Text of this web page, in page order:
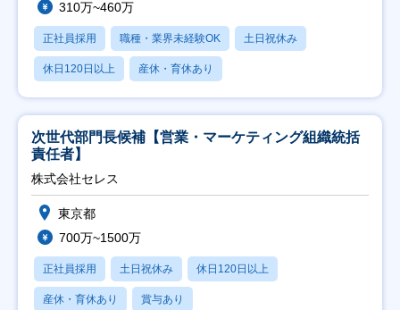
310万~460万
正社員採用 職種・業界未経験OK 土日祝休み
休日120日以上 産休・育休あり
次世代部門長候補【営業・マーケティング組織統括
責任者】
株式会社セレス
東京都
700万~1500万
正社員採用 土日祝休み 休日120日以上
産休・育休あり 賞与あり